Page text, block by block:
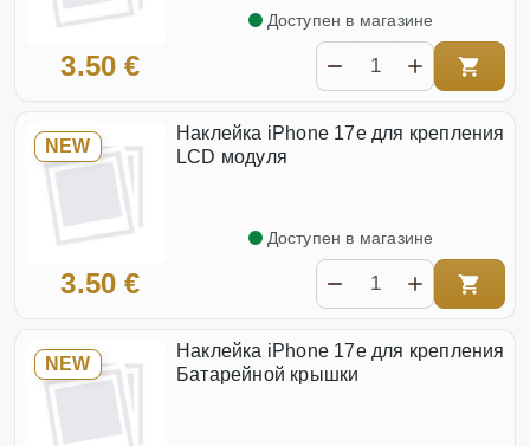
3.50 €
Доступен в магазине
NEW
Наклейка iPhone 17e для крепления
LCD модуля
3.50 €
Доступен в магазине
NEW
Наклейка iPhone 17e для крепления
Батарейной крышки